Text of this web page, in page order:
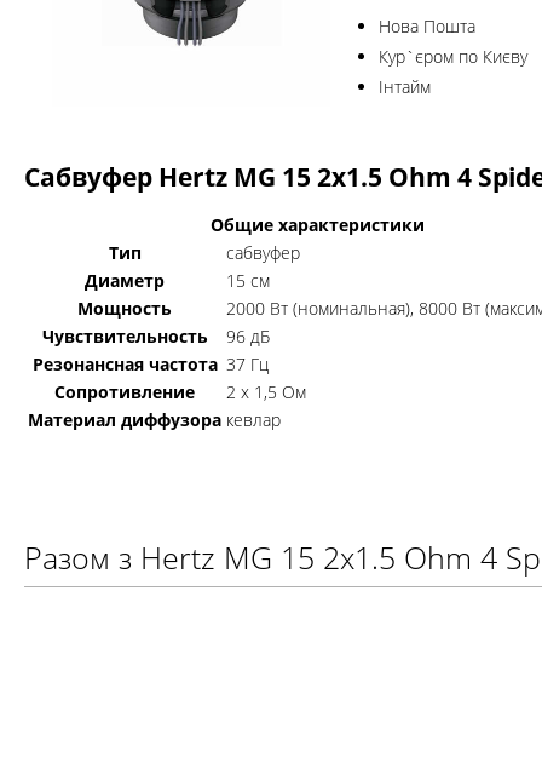
Нова Пошта
Кур`єром по Києву
Інтайм
Сабвуфер Hertz MG 15 2x1.5 Ohm 4
Общие характеристики
Тип
сабвуфер
Диаметр
15 см
Мощность
2000 Вт (номинальная), 8000 Вт
Чувствительность
96 дБ
Резонансная частота 37 Гц
Сопротивление
2 х 1,5 Ом
Материал диффузора кевлар
Разом з Hertz MG 15 2x1.5 Ohm 4